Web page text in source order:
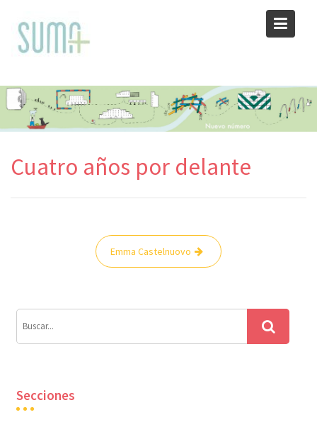
content
Cuatro años por delante
Navegación
Emma Castelnuovo
Secciones